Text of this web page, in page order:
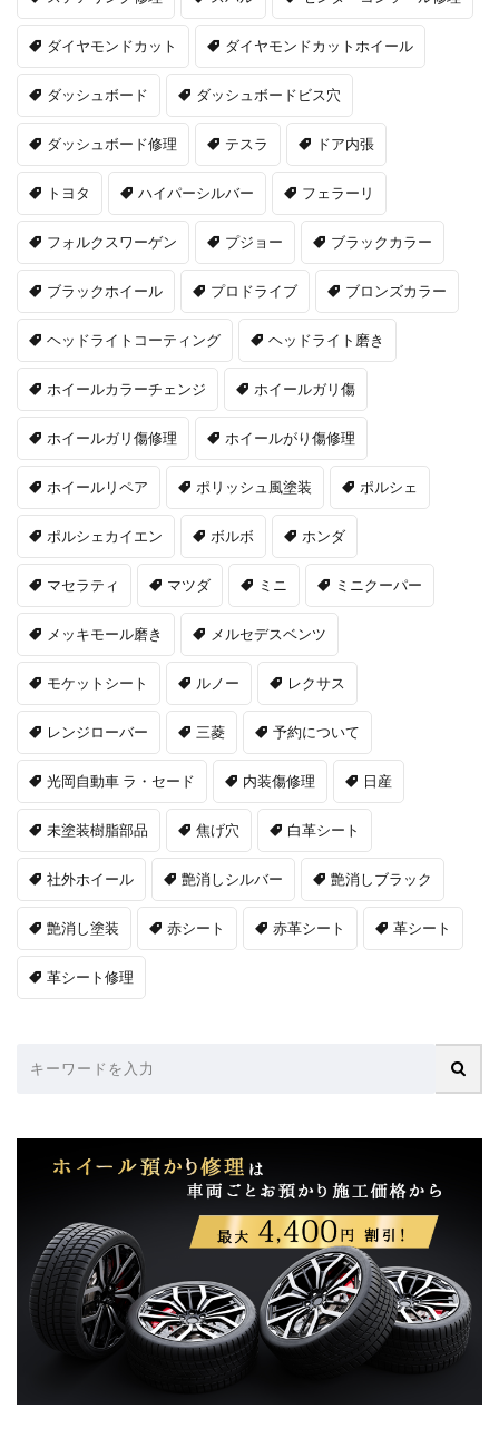
ダイヤモンドカット ダイヤモンドカットホイール
ダッシュボード ダッシュボードビス穴
ダッシュボード修理 テスラ ドア内張
トヨタ ハイパーシルバー フェラーリ
フォルクスワーゲン プジョー ブラックカラー
ブラックホイール プロドライブ ブロンズカラー
ヘッドライトコーティング ヘッドライト磨き
ホイールカラーチェンジ ホイールガリ傷
ホイールガリ傷修理 ホイールがり傷修理
ホイールリペア ポリッシュ風塗装 ポルシェ
ポルシェカイエン ボルボ ホンダ
マセラティ マツダ ミニ ミニクーパー
メッキモール磨き メルセデスベンツ
モケットシート ルノー レクサス
レンジローバー 三菱 予約について
光岡自動車 ラ・セード 内装傷修理 日産
未塗装樹脂部品 焦げ穴 白革シート
社外ホイール 艶消しシルバー 艶消しブラック
艶消し塗装 赤シート 赤革シート 革シート
革シート修理